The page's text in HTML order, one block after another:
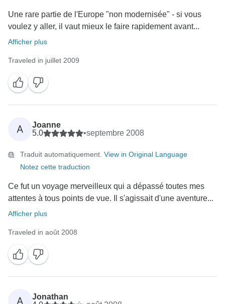
Une rare partie de l'Europe "non modernisée" - si vous
voulez y aller, il vaut mieux le faire rapidement avant...
Afficher plus
Traveled in juillet 2009
A
Joanne
5.0
•septembre 2008
Traduit automatiquement. View in Original Language
Notez cette traduction
Ce fut un voyage merveilleux qui a dépassé toutes mes
attentes à tous points de vue. Il s'agissait d'une aventure...
Afficher plus
Traveled in août 2008
A
Jonathan